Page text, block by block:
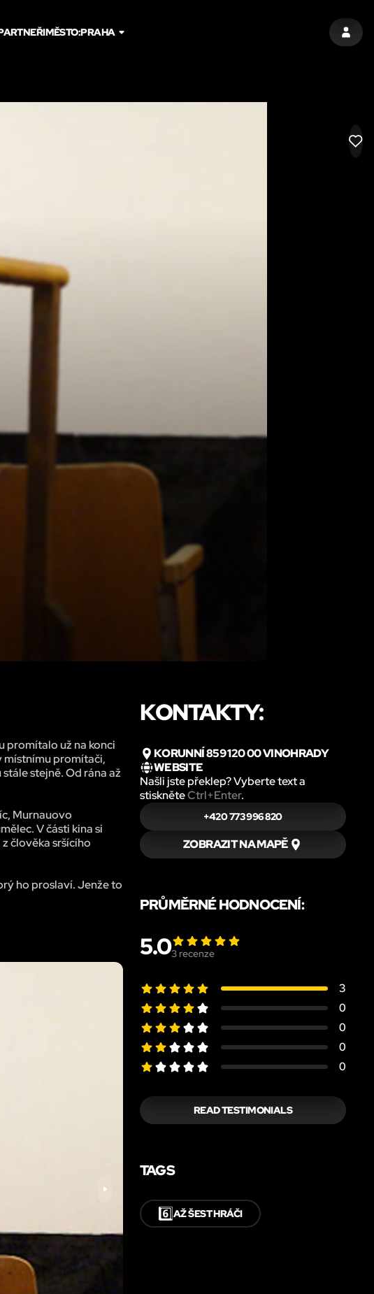
MĚSTO:PRAHA
promítalo už na konci
místnímu promítači,
stejně. Od rána až
Murnauovo
V části kina si
člověka sršícího
ho proslaví. Jenže to
KONTAKTY:
KORUNNÍ 859 120 00 VINOHRADY
WEBSITE
Našli jste překlep? Vyberte text a
stiskněteCtrl+Enter.
+420 773 996 820
ZOBRAZIT NA MAPĚ
PRŮMĚRNÉ HODNOCENÍ:
5.03 recenze
3
0
0
0
0
READ TESTIMONIALS
TAGS
6️⃣AŽ ŠEST HRÁČI